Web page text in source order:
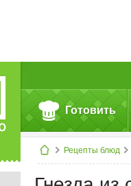
Готовить
Рецепты блюд